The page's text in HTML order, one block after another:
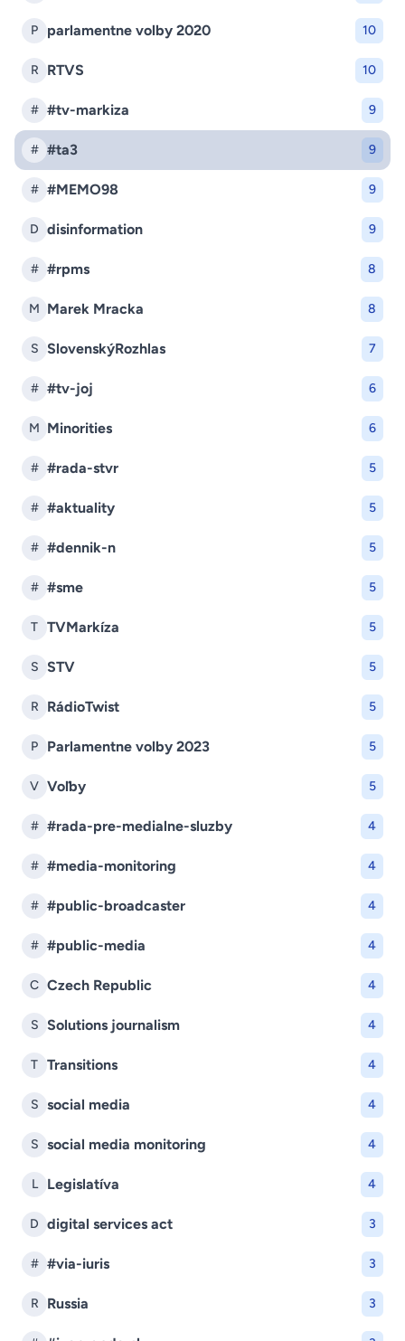
P parlamentne volby 2020 10
R RTVS 10
# #tv-markiza 9
# #ta3 9
# #MEMO98 9
D disinformation 9
# #rpms 8
M Marek Mracka 8
S SlovenskýRozhlas 7
# #tv-joj 6
M Minorities 6
# #rada-stvr 5
# #aktuality 5
# #dennik-n 5
# #sme 5
T TVMarkíza 5
S STV 5
R RádioTwist 5
P Parlamentne volby 2023 5
V Voľby 5
# #rada-pre-medialne-sluzby 4
# #media-monitoring 4
# #public-broadcaster 4
# #public-media 4
C Czech Republic 4
S Solutions journalism 4
T Transitions 4
S social media 4
S social media monitoring 4
L Legislatíva 4
D digital services act 3
# #via-iuris 3
R Russia 3